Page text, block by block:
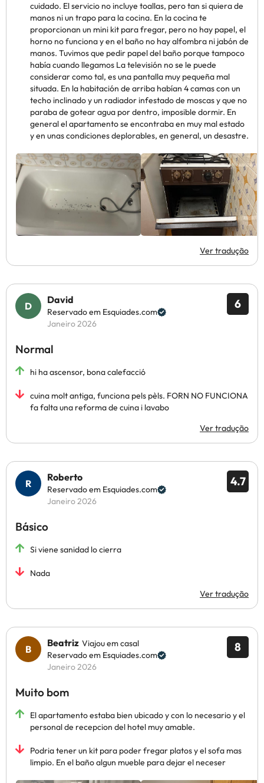
cuidado. El servicio no incluye toallas, pero tan si quiera de
manos ni un trapo para la cocina. En la cocina te
proporcionan un mini kit para fregar, pero no hay papel, el
horno no funciona y en el baño no hay alfombra ni jabón de
manos. Tuvimos que pedir papel del baño porque tampoco
había cuando llegamos La televisión no se le puede
considerar como tal, es una pantalla muy pequeña mal
situada. En la habitación de arriba habían 4 camas con un
techo inclinado y un radiador infestado de moscas y que no
paraba de gotear agua por dentro, imposible dormir. En
general el apartamento se encontraba en muy mal estado
y en unas condiciones deplorables, en general, un desastre.
Ver tradução
6
David
Reservado em Esquiades.com
Janeiro 2026
Normal
hi ha ascensor, bona calefacció
cuina molt antiga, funciona pels pèls. FORN NO FUNCIONA
fa falta una reforma de cuina i lavabo
Ver tradução
4.7
Roberto
Reservado em Esquiades.com
Janeiro 2026
Básico
Si viene sanidad lo cierra
Nada
Ver tradução
8
Beatriz Viajou em casal
Reservado em Esquiades.com
Janeiro 2026
Muito bom
El apartamento estaba bien ubicado y con lo necesario y el
personal de recepcion del hotel muy amable.
Podria tener un kit para poder fregar platos y el sofa mas
limpio. En el baño algun mueble para dejar el neceser